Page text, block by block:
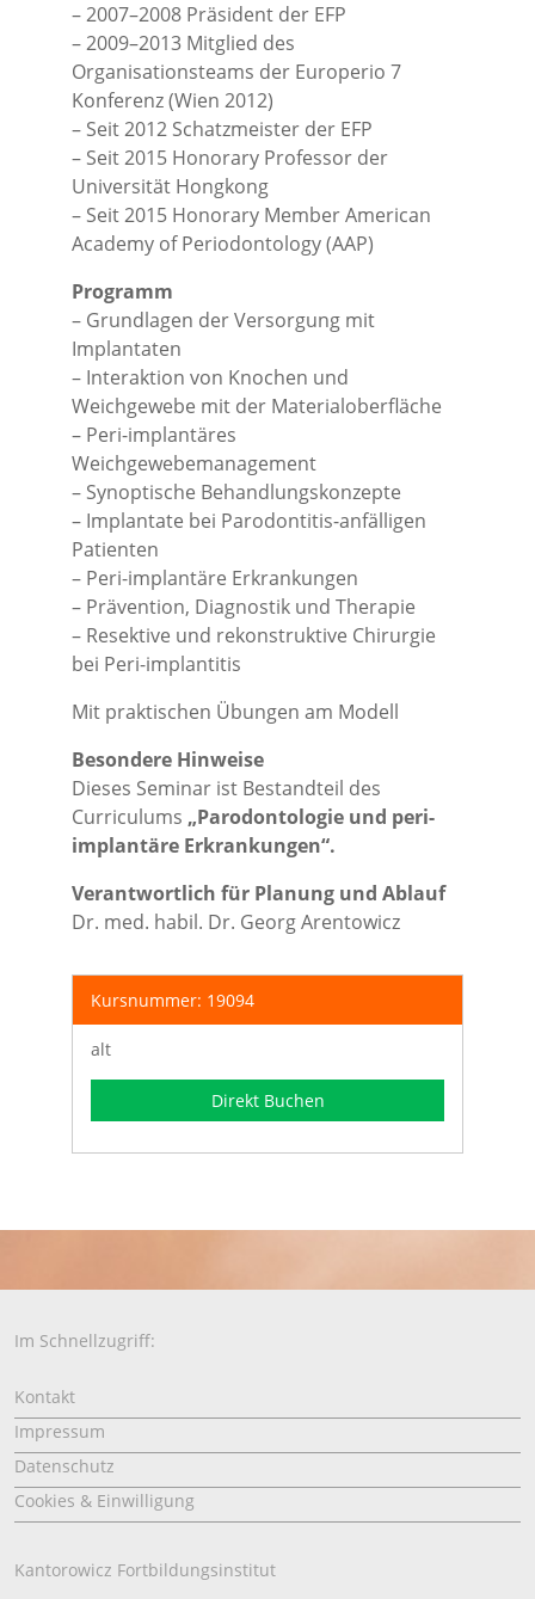
– 2007–2008 Präsident der EFP
– 2009–2013 Mitglied des
Organisationsteams der Europerio 7
Konferenz (Wien 2012)
– Seit 2012 Schatzmeister der EFP
– Seit 2015 Honorary Professor der
Universität Hongkong
– Seit 2015 Honorary Member American
Academy of Periodontology (AAP)
Programm
– Grundlagen der Versorgung mit
Implantaten
– Interaktion von Knochen und
Weichgewebe mit der Materialoberfläche
– Peri-implantäres
Weichgewebemanagement
– Synoptische Behandlungskonzepte
– Implantate bei Parodontitis-anfälligen
Patienten
– Peri-implantäre Erkrankungen
– Prävention, Diagnostik und Therapie
– Resektive und rekonstruktive Chirurgie
bei Peri-implantitis
Mit praktischen Übungen am Modell
Besondere Hinweise
Dieses Seminar ist Bestandteil des
Curriculums „Parodontologie und peri-
implantäre Erkrankungen“.
Verantwortlich für Planung und Ablauf
Dr. med. habil. Dr. Georg Arentowicz
Kursnummer: 19094
alt
Direkt Buchen
Im Schnellzugriff:
Kontakt
Impressum
Datenschutz
Cookies & Einwilligung
Kantorowicz Fortbildungsinstitut